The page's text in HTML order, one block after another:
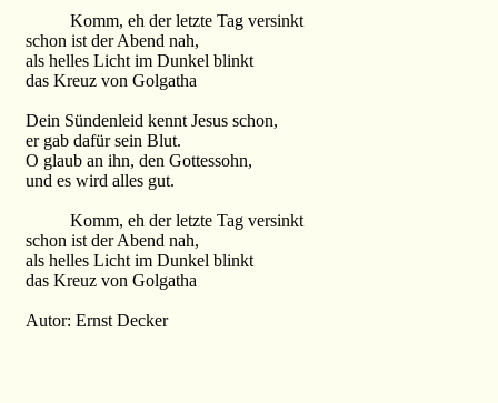
Komm, eh der letzte Tag versinkt
schon ist der Abend nah,
als helles Licht im Dunkel blinkt
das Kreuz von Golgatha
Dein Sündenleid kennt Jesus schon,
er gab dafür sein Blut.
O glaub an ihn, den Gottessohn,
und es wird alles gut.
Komm, eh der letzte Tag versinkt
schon ist der Abend nah,
als helles Licht im Dunkel blinkt
das Kreuz von Golgatha
Autor: Ernst Decker